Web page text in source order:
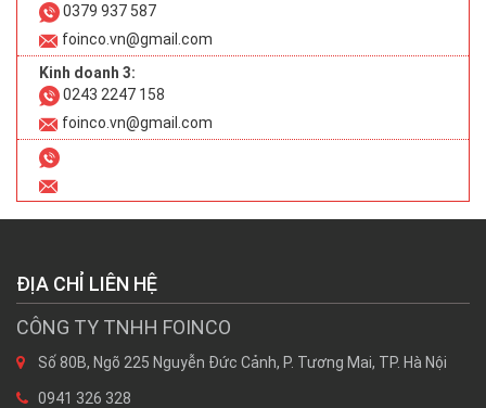
0379 937 587
foinco.vn@gmail.com
Kinh doanh 3:
0243 2247 158
foinco.vn@gmail.com
ĐỊA CHỈ LIÊN HỆ
CÔNG TY TNHH FOINCO
Số 80B, Ngõ 225 Nguyễn Đức Cảnh, P. Tương Mai, TP. Hà Nội
0941 326 328